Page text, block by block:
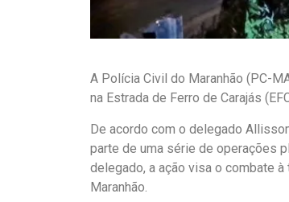
A Polícia Civil do Maranhão (PC-
na Estrada de Ferro de Carajás
De acordo com o delegado
parte de uma série de operações
delegado, a ação visa o combate
Maranhão.